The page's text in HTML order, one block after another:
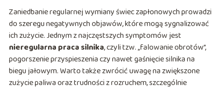
Zaniedbanie regularnej wymiany świec zapłonowych prowadzi
do szeregu negatywnych objawów, które mogą sygnalizować
ich zużycie. Jednym z najczęstszych symptomów jest
nieregularna praca silnika, czyli tzw. „falowanie obrotów”,
pogorszenie przyspieszenia czy nawet gaśnięcie silnika na
biegu jałowym. Warto także zwrócić uwagę na zwiększone
zużycie paliwa oraz trudności z rozruchem, szczególnie